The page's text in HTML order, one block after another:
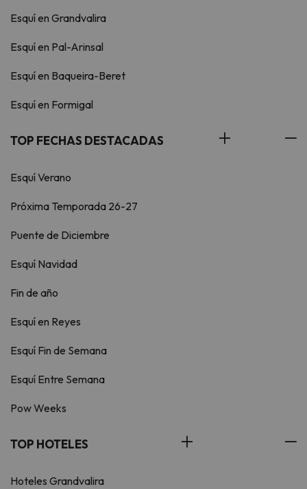
Esquí en Grandvalira
Esquí en Pal-Arinsal
Esquí en Baqueira-Beret
Esquí en Formigal
TOP FECHAS DESTACADAS
Esquí Verano
Próxima Temporada 26-27
Puente de Diciembre
Esquí Navidad
Fin de año
Esquí en Reyes
Esquí Fin de Semana
Esquí Entre Semana
Pow Weeks
TOP HOTELES
Hoteles Grandvalira